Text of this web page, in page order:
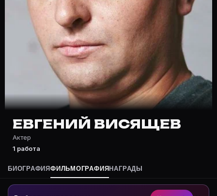
Частые вопросы о Евгений
Где снимался Евгений Висящев?
Фильмография Евгений Висящев — на Movie
Какие фильмы снимал(а) Евгений Висящев?
Полный список — на Movie Planner: https://movie-
Кто такой(ая) Евгений Висящев?
Евгений Висящев — Актер. Биография и роли на
Где открыть фильмографию Евгений Висящев?
На Movie Planner: https://movie-planner.ru/s/
ЕВГЕНИЙ ВИСЯЩЕВ
Актер
1 работа
БИОГРАФИЯФИЛЬМОГРАФИЯ НАГРАДЫ